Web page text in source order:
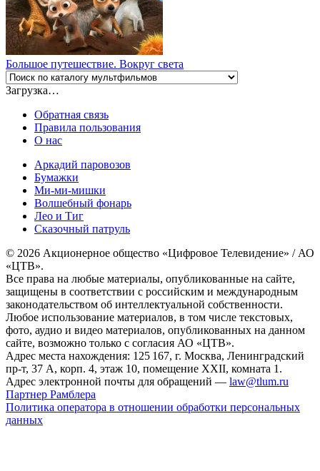
Большое путешествие. Вокруг света
Загрузка…
Обратная связь
Правила пользования
О нас
Аркадий паровозов
Бумажки
Ми-ми-мишки
Волшебный фонарь
Лео и Тиг
Сказочный патруль
© 2026 Акционерное общество «Цифровое Телевидение» / АО
«ЦТВ».
Все права на любые материалы, опубликованные на сайте,
защищены в соответствии с российским и международным
законодательством об интеллектуальной собственности.
Любое использование материалов, в том числе текстовых,
фото, аудио и видео материалов, опубликованных на данном
сайте, возможно только с согласия АО «ЦТВ».
Адрес места нахождения: 125 167, г. Москва, Ленинградский
пр-т, 37 А, корп. 4, этаж 10, помещение XXII, комната 1.
Адрес электронной почты для обращений — law@tlum.ru
Партнер Рамблера
Политика оператора в отношении обработки персональных
данных